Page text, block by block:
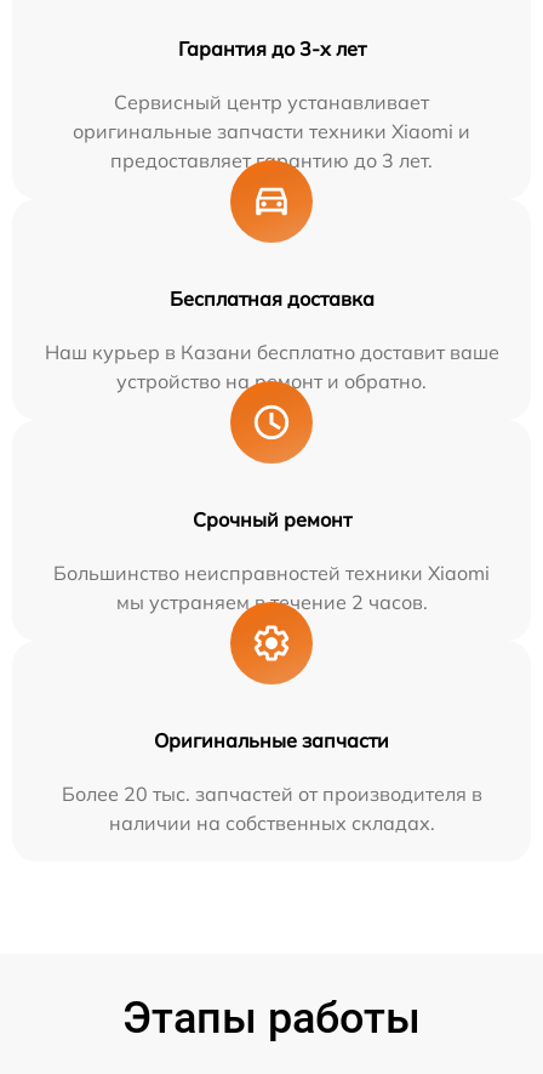
Гарантия до 3-х лет
Сервисный центр устанавливает
оригинальные запчасти техники Xiaomi и
предоставляет гарантию до 3 лет.
Бесплатная доставка
Наш курьер в Казани бесплатно доставит ваше
устройство на ремонт и обратно.
Срочный ремонт
Большинство неисправностей техники Xiaomi
мы устраняем в течение 2 часов.
Оригинальные запчасти
Более 20 тыс. запчастей от производителя в
наличии на собственных складах.
Этапы работы